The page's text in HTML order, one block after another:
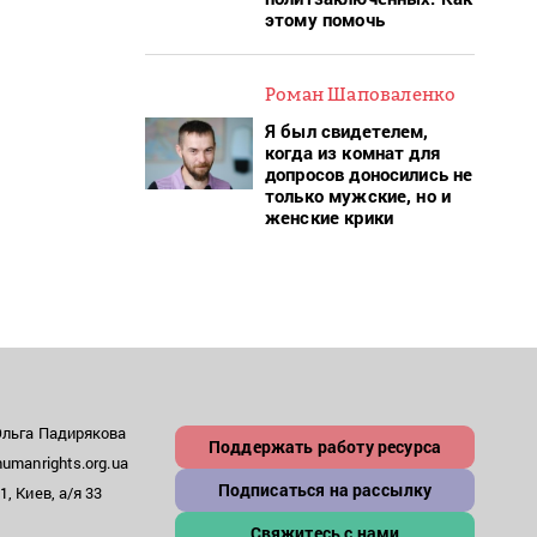
этому помочь
Роман Шаповаленко
Я был свидетелем,
когда из комнат для
допросов доносились не
только мужские, но и
женские крики
Падирякова
Киев, а/я 33
Поддержать работу ресурса
Подписаться на рассылку
Свяжитесь с нами